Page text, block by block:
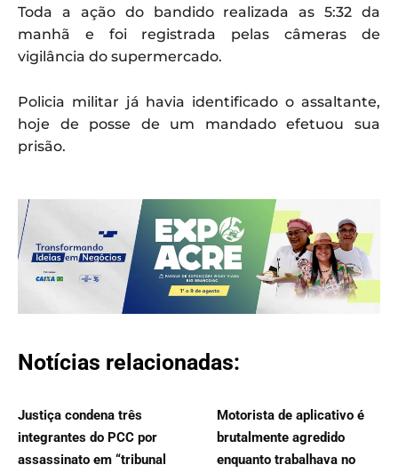
Toda a ação do bandido realizada as 5:32 da
manhã e foi registrada pelas câmeras de
vigilância do supermercado.
Policia militar já havia identificado o assaltante,
hoje de posse de um mandado efetuou sua
prisão.
Notícias relacionadas:
Justiça condena três
integrantes do PCC por
assassinato em “tribunal
Motorista de aplicativo é
brutalmente agredido
enquanto trabalhava no